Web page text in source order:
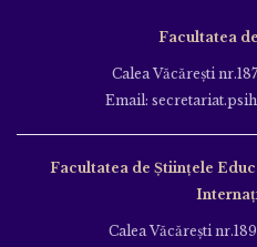
Facultatea
Calea Văcăreşti
Email:
Facultatea de Ştiinţele
Calea Văcăreşti